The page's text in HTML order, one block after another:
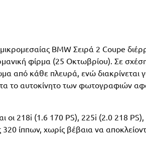
BMW Σειρά 2 Coupe
φίρμα (25 Οκτωβρίου). Σε
από κάθε πλευρά, ενώ διακρίνεται
το αυτοκίνητο των φωτογραφιών
οι 218i (1.6 170 PS), 225i (2.0 218
ίππων, χωρίς βέβαια να